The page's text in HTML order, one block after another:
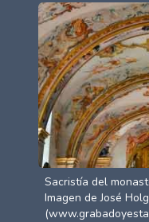
Sacristía del
Imagen de José